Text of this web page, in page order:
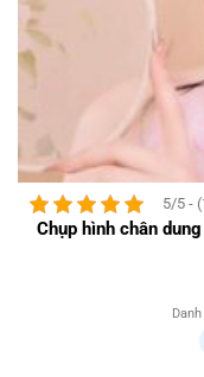
5/5 -
Chụp hình chân